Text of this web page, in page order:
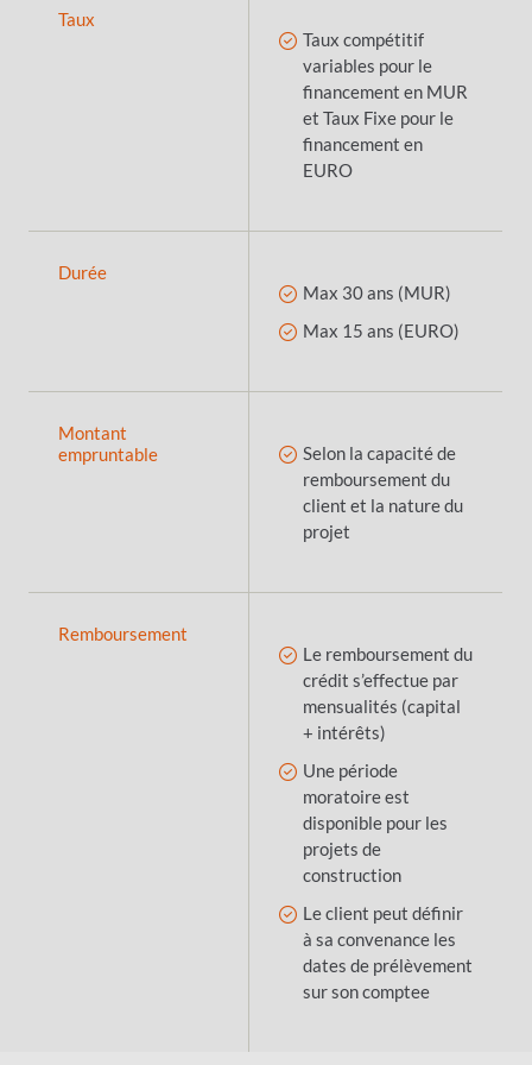
Taux
Taux compétitif
variables pour le
financement en MUR
et Taux Fixe pour le
financement en
EURO
Durée
Max 30 ans (MUR)
Max 15 ans (EURO)
Montant
empruntable
Selon la capacité de
remboursement du
client et la nature du
projet
Remboursement
Le remboursement du
crédit s’effectue par
mensualités (capital
+ intérêts)
Une période
moratoire est
disponible pour les
projets de
construction
Le client peut définir
à sa convenance les
dates de prélèvement
sur son comptee